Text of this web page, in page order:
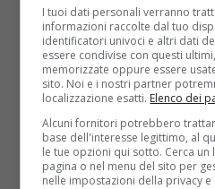
I tuoi dati personali verranno
informazioni raccolte dal tuo
identificatori univoci e altri dati
essere condivise con questi
memorizzate oppure essere
sito. Noi e i nostri partner
localizzazione esatti. Elenco dei
Alcuni fornitori potrebbero
base dell'interesse legittimo, al
le tue opzioni qui sotto. Cerca un
pagina o nel menu del sito per
nelle impostazioni della privacy e